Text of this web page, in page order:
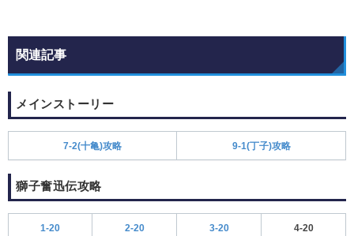
関連記事
メインストーリー
7-2(十亀)攻略 9-1(丁子)攻略
獅子奮迅伝攻略
1-20 2-20 3-20 4-20